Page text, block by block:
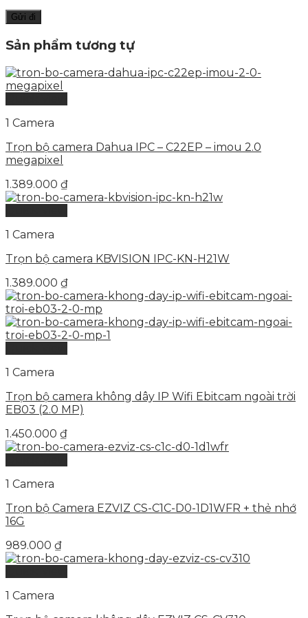
Sản phẩm tương tự
1 Camera
Trọn bộ camera Dahua IPC – C22EP – imou 2.0
megapixel
1.389.000 ₫
1 Camera
Trọn bộ camera KBVISION IPC-KN-H21W
1.389.000 ₫
1 Camera
Trọn bộ camera không dây IP Wifi Ebitcam ngoài trời
EB03 (2.0 MP)
1.450.000 ₫
1 Camera
Trọn bộ Camera EZVIZ CS-C1C-D0-1D1WFR + thẻ nhớ
16G
989.000 ₫
1 Camera